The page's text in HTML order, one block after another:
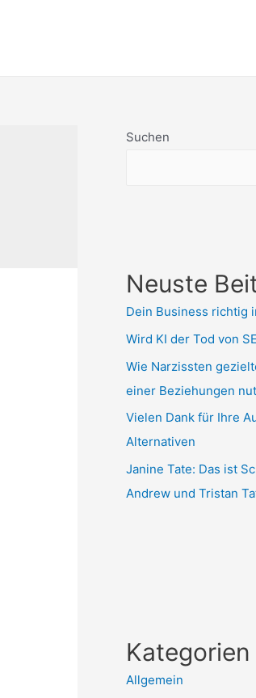
Suchen
Neuste
Dein Business richtig
Wird KI der Tod von
Wie Narzissten
einer Beziehungen
Vielen Dank für Ihre
Alternativen
Janine Tate: Das ist
Andrew und Tristan
Kategorien
Allgemein